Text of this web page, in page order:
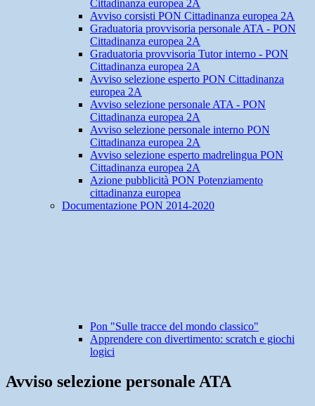
Cittadinanza europea 2A
Avviso corsisti PON Cittadinanza europea 2A
Graduatoria provvisoria personale ATA - PON
Cittadinanza europea 2A
Graduatoria provvisoria Tutor interno - PON
Cittadinanza europea 2A
Avviso selezione esperto PON Cittadinanza
europea 2A
Avviso selezione personale ATA - PON
Cittadinanza europea 2A
Avviso selezione personale interno PON
Cittadinanza europea 2A
Avviso selezione esperto madrelingua PON
Cittadinanza europea 2A
Azione pubblicità PON Potenziamento
cittadinanza europea
Documentazione PON 2014-2020
Pon "Sulle tracce del mondo classico"
Apprendere con divertimento: scratch e giochi
logici
Avviso selezione personale ATA